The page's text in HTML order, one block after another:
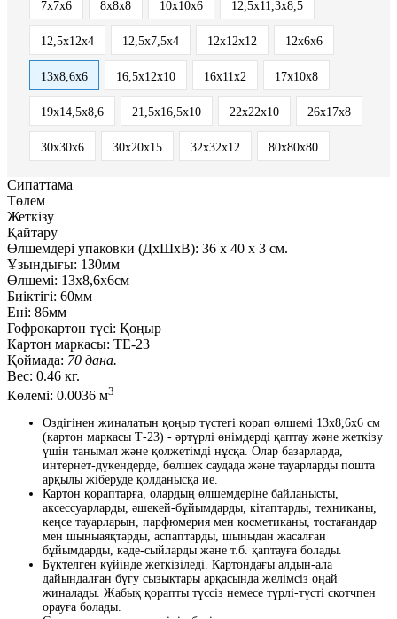
7х7х6 8х8х8 10х10х6 12,5x11,3x8,5
12,5x12x4 12,5x7,5x4 12х12х12 12х6х6
13x8,6x6 16,5x12x10 16x11x2 17х10х8
19х14,5х8,6 21,5x16,5x10 22x22x10 26х17х8
30x30x6 30х20х15 32х32х12 80х80х80
Сипаттама
Төлем
Жеткізу
Қайтару
Өлшемдері упаковки (ДxШxВ): 36 x 40 x 3 см.
Ұзындығы: 130мм
Өлшемі: 13x8,6x6см
Биіктігі: 60мм
Ені: 86мм
Гофрокартон түсі: Қоңыр
Картон маркасы: ТЕ-23
Қоймада: 70 дана.
Вес: 0.46 кг.
Көлемі: 0.0036 м3
Өздігінен жиналатын қоңыр түстегі қорап өлшемі 13x8,6x6 см
(картон маркасы Т-23) - әртүрлі өнімдерді қаптау және жеткізу
үшін танымал және қолжетімді нұсқа. Олар базарларда,
интернет-дүкендерде, бөлшек саудада және тауарларды пошта
арқылы жіберуде қолданысқа ие.
Картон қораптарға, олардың өлшемдеріне байланысты,
аксессуарларды, әшекей-бұйымдарды, кітаптарды, техниканы,
кеңсе тауарларын, парфюмерия мен косметиканы, тостағандар
мен шыныаяқтарды, аспаптарды, шыныдан жасалған
бұйымдарды, кәде-сыйларды және т.б. қаптауға болады.
Бүктелген күйінде жеткізіледі. Картондағы алдын-ала
дайындалған бүгу сызықтары арқасында желімсіз оңай
жиналады. Жабық қорапты түссіз немесе түрлі-түсті скотчпен
орауға болады.